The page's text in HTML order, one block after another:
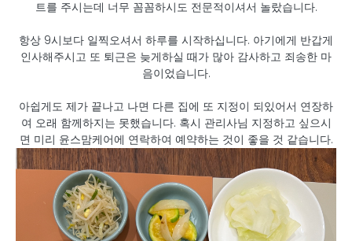
트를 주시는데 너무 꼼꼼하시도 전문적이셔서 놀랐습니다.
항상 9시보다 일찍오셔서 하루를 시작하십니다. 아기에게 반갑게
인사해주시고 또 퇴근은 늦게하실 때가 많아 감사하고 죄송한 마
음이었습니다.
아쉽게도 제가 끝나고 나면 다른 집에 또 지정이 되있어서 연장하
여 오래 함께하지는 못했습니다. 혹시 관리사님 지정하고 싶으시
면 미리 윤스맘케어에 연락하여 예약하는 것이 좋을 것 같습니다.